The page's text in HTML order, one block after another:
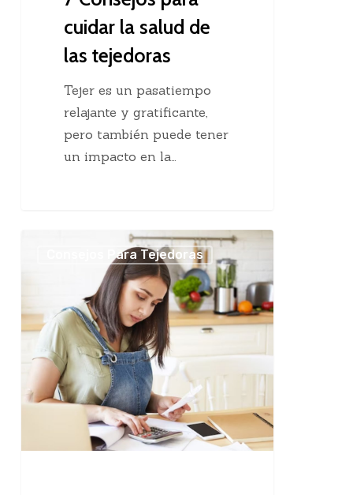
cuidar la salud de
las tejedoras
Tejer es un pasatiempo
relajante y gratificante,
pero también puede tener
un impacto en la…
por
tus
trabajos
tejidos
a
Consejos Para Tejedoras